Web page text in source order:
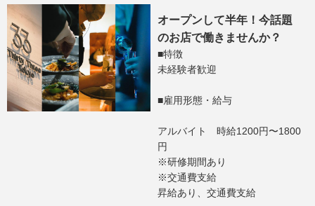
オープンして半年！今話題
のお店で働きませんか？
■特徴
未経験者歓迎
■雇用形態・給与
アルバイト 時給1200円〜1800
円
※研修期間あり
※交通費支給
昇給あり、交通費支給